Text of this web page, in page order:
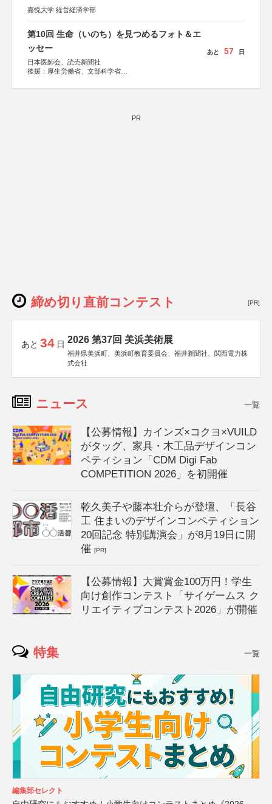
嘉悦大学 経営経済学部
第10回 生命（いのち）を見つめるフォト＆エ
ッセー
日本医師会、読売新聞社
後援：厚生労働省、文部科学省
しん生命保険株式会社
あと 57 日
PR
締め切り直前コンテスト [PR]
あと 34 日 2026 第37回 美浜美術展
福井県美浜町、美浜町教育委員会、福井新聞社、関西電力株
式会社
ニュース 一覧
【公募情報】カインズ×コクヨ×VUILD
がタッグ、家具・木工品デザインコン
ペティション「CDM Digi Fab
COMPETITION 2026」を初開催
乾久美子や藤本壮介らが登壇、「長谷
工 住まいのデザインコンペティション
20回記念 特別講演会」が8月19日に開
催[PR]
【公募情報】大賞賞金100万円！学生
向け創作コンテスト「サイゲームス ク
リエイティブコンテスト2026」が開催
特集 一覧
編集部セレクト